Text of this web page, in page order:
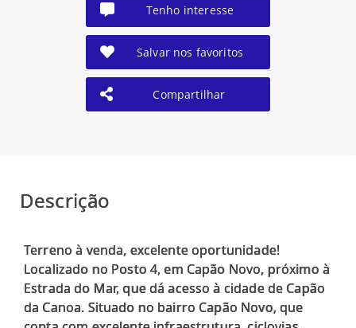
Tenho interesse
Salvar nos favoritos
Compartilhar
Descrição
Terreno à venda, excelente oportunidade!
Localizado no Posto 4, em Capão Novo, próximo à
Estrada do Mar, que dá acesso à cidade de Capão
da Canoa. Situado no bairro Capão Novo, que